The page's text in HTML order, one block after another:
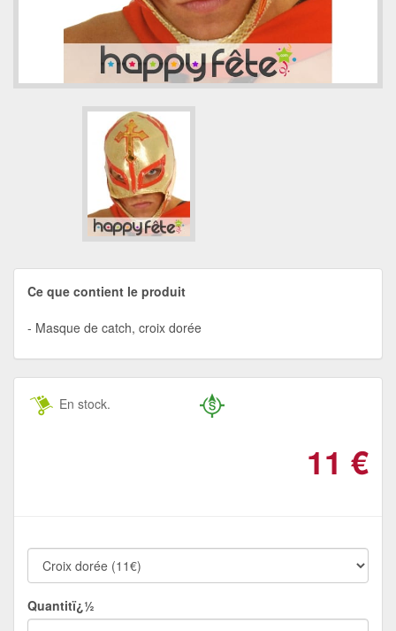
Ce que contient le produit
Masque de catch, croix dorée
En stock.
11 €
Quantitï¿½